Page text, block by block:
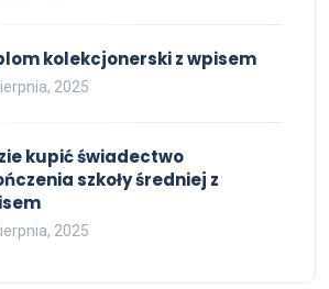
kolekcjonerski z wpisem
2025
kupić świadectwo
szkoły średniej z
2025